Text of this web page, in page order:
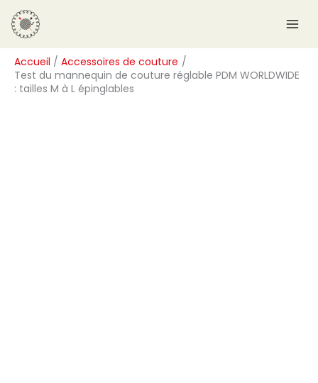
Aller
au
contenu
Accueil
Accessoires de couture
Test du mannequin de couture réglable PDM WORLDWIDE
: tailles M à L épinglables
R
e
c
h
e